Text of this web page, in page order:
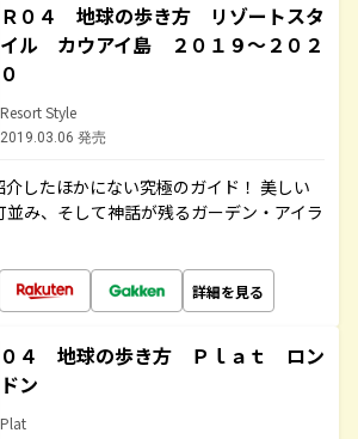
Ｒ０４ 地球の歩き方 リゾートスタ
イル カウアイ島 ２０１９～２０２
０
Resort Style
2019.03.06 発売
したほかにない究極のガイド！ 美しい
み、そして神話が残るガーデン・アイラ
詳細を見る
０４ 地球の歩き方 Ｐｌａｔ ロン
ドン
Plat